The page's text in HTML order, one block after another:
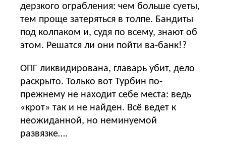
дерзкого ограбления: чем больше суеты,
тем проще затеряться в толпе. Бандиты
под колпаком и, судя по всему, знают об
этом. Решатся ли они пойти ва-банк!?
ОПГ ликвидирована, главарь убит, дело
раскрыто. Только вот Турбин по-
прежнему не находит себе места: ведь
«крот» так и не найден. Всё ведет к
неожиданной, но неминуемой
развязке….